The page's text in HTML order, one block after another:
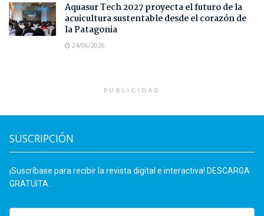
Aquasur Tech 2027 proyecta el futuro de la
acuicultura sustentable desde el corazón de
la Patagonia
24/06/2026
PUBLICIDAD
SUSCRIPCIÓN
¡Suscríbase para recibir la revista digital e interactiva! DESCARGA
GRATUITA.